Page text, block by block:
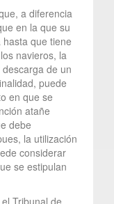
a diferencia
en la que su
que tiene
navieros, la
de un
puede
en que se
atañe
debe
la utilización
considerar
se estipulan
Tribunal de